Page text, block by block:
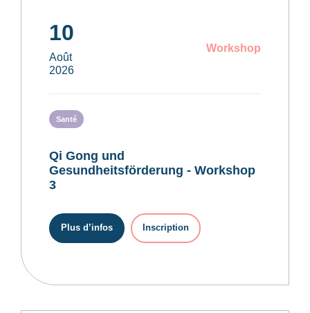
10
Août
2026
Workshop
Santé
Qi Gong und
Gesundheitsförderung - Workshop
3
Plus d’infos Inscription